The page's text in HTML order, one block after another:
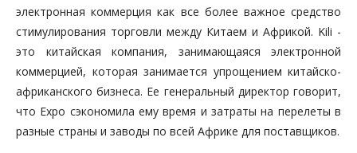
электронная коммерция как все более важное средство
стимулирования торговли между Китаем и Африкой. Kili -
это китайская компания, занимающаяся электронной
коммерцией, которая занимается упрощением китайско-
африканского бизнеса. Ее генеральный директор говорит,
что Expo сэкономила ему время и затраты на перелеты в
разные страны и заводы по всей Африке для поставщиков.